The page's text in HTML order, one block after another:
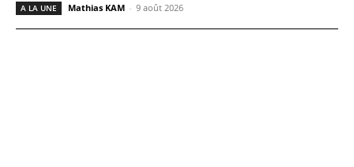
A LA UNE Mathias KAM - 9 août 2026